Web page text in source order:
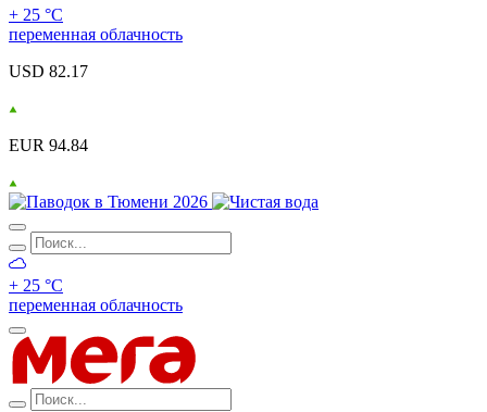
+ 25 °С
переменная облачность
USD 82.17
EUR 94.84
+ 25 °С
переменная облачность